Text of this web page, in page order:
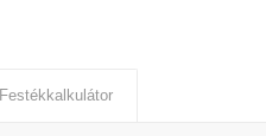
Festékkalkulátor